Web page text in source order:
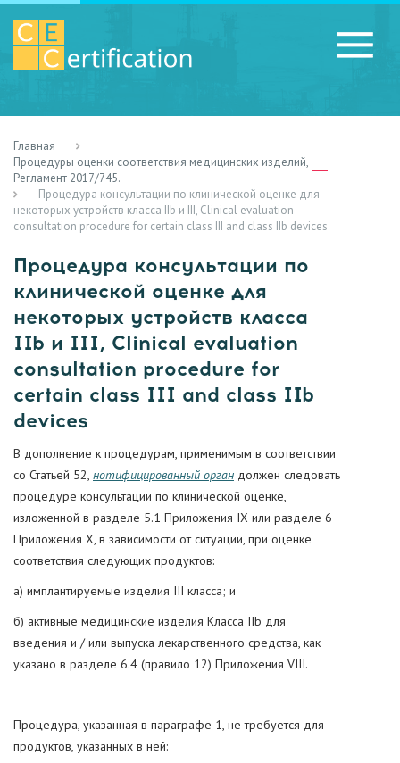
Главная
Процедуры оценки соответствия медицинских изделий,
Регламент 2017/745.
Процедура консультации по клинической оценке для
некоторых устройств класса IIb и III, Clinical evaluation
consultation procedure for certain class III and class IIb devices
Процедура консультации по
клинической оценке для
некоторых устройств класса
IIb и III, Clinical evaluation
consultation procedure for
certain class III and class IIb
devices
В дополнение к процедурам, применимым в соответствии
со Статьей 52, нотифицированный орган должен следовать
процедуре консультации по клинической оценке,
изложенной в разделе 5.1 Приложения IX или разделе 6
Приложения X, в зависимости от ситуации, при оценке
соответствия следующих продуктов:
а) имплантируемые изделия III класса; и
б) активные медицинские изделия Класса IIb для
введения и / или выпуска лекарственного средства, как
указано в разделе 6.4 (правило 12) Приложения VIII.
Процедура, указанная в параграфе 1, не требуется для
продуктов, указанных в ней: